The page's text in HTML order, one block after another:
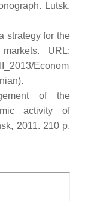
Lutsk,
strategy for the
URL:
Econom
of the
activity of
2011. 210 p.